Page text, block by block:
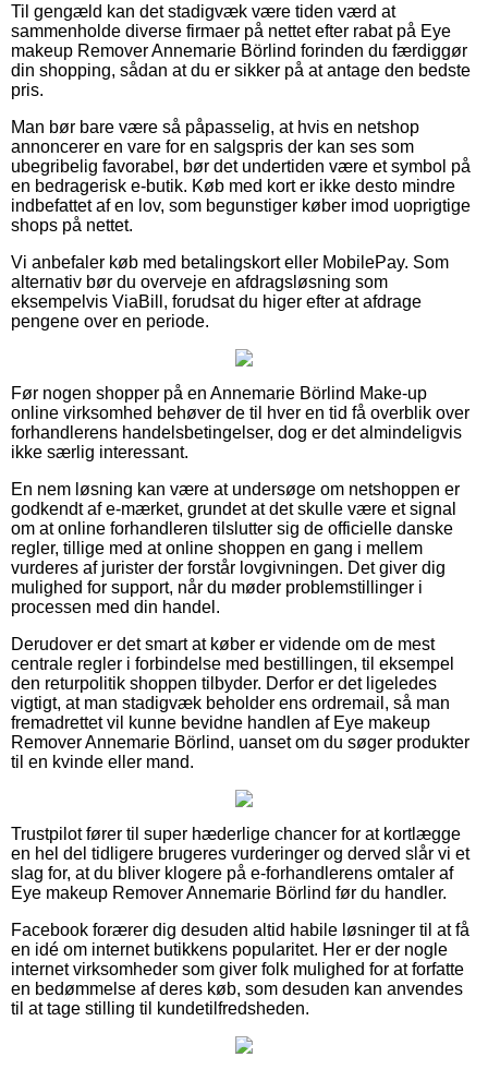
Til gengæld kan det stadigvæk være tiden værd at
sammenholde diverse firmaer på nettet efter rabat på Eye
makeup Remover Annemarie Börlind forinden du færdiggør
din shopping, sådan at du er sikker på at antage den bedste
pris.
Man bør bare være så påpasselig, at hvis en netshop
annoncerer en vare for en salgspris der kan ses som
ubegribelig favorabel, bør det undertiden være et symbol på
en bedragerisk e-butik. Køb med kort er ikke desto mindre
indbefattet af en lov, som begunstiger køber imod uoprigtige
shops på nettet.
Vi anbefaler køb med betalingskort eller MobilePay. Som
alternativ bør du overveje en afdragsløsning som
eksempelvis ViaBill, forudsat du higer efter at afdrage
pengene over en periode.
Før nogen shopper på en Annemarie Börlind Make-up
online virksomhed behøver de til hver en tid få overblik over
forhandlerens handelsbetingelser, dog er det almindeligvis
ikke særlig interessant.
En nem løsning kan være at undersøge om netshoppen er
godkendt af e-mærket, grundet at det skulle være et signal
om at online forhandleren tilslutter sig de officielle danske
regler, tillige med at online shoppen en gang i mellem
vurderes af jurister der forstår lovgivningen. Det giver dig
mulighed for support, når du møder problemstillinger i
processen med din handel.
Derudover er det smart at køber er vidende om de mest
centrale regler i forbindelse med bestillingen, til eksempel
den returpolitik shoppen tilbyder. Derfor er det ligeledes
vigtigt, at man stadigvæk beholder ens ordremail, så man
fremadrettet vil kunne bevidne handlen af Eye makeup
Remover Annemarie Börlind, uanset om du søger produkter
til en kvinde eller mand.
Trustpilot fører til super hæderlige chancer for at kortlægge
en hel del tidligere brugeres vurderinger og derved slår vi et
slag for, at du bliver klogere på e-forhandlerens omtaler af
Eye makeup Remover Annemarie Börlind før du handler.
Facebook forærer dig desuden altid habile løsninger til at få
en idé om internet butikkens popularitet. Her er der nogle
internet virksomheder som giver folk mulighed for at forfatte
en bedømmelse af deres køb, som desuden kan anvendes
til at tage stilling til kundetilfredsheden.